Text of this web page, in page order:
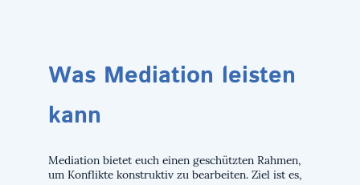
Was Mediation leisten
kann
Mediation bietet euch einen geschützten Rahmen,
um Konflikte konstruktiv zu bearbeiten. Ziel ist es,